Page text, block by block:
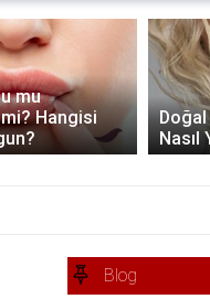
mu
Hangisi
Doğal
Nasıl
Blog